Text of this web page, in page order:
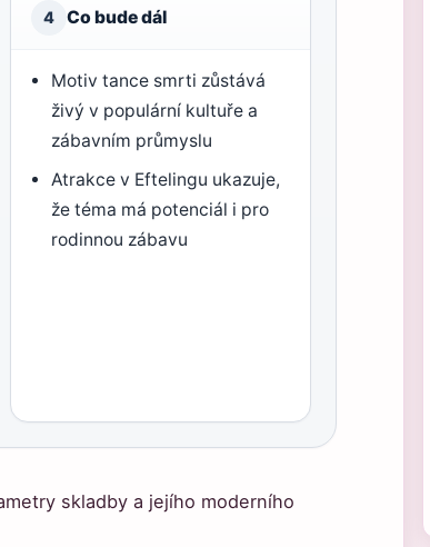
4 Co bude dál
Motiv tance smrti zůstává
živý v populární kultuře a
zábavním průmyslu
Atrakce v Eftelingu ukazuje,
že téma má potenciál i pro
rodinnou zábavu
skladby a jejího moderního